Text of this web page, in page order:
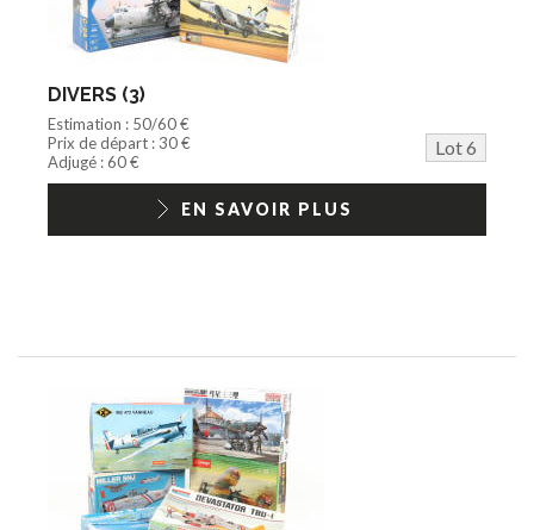
DIVERS (3)
Estimation : 50/60 €
Prix de départ : 30 €
Lot 6
Adjugé : 60 €
EN SAVOIR PLUS